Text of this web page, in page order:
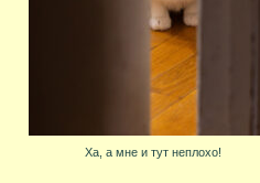
Ха, а мне и тут неплохо!